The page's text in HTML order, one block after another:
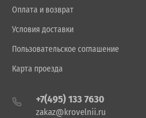
Оплата и возврат
Условия доставки
Пользовательское соглашение
Карта проезда
+7(495) 133 7630
zakaz@krovelnii.ru